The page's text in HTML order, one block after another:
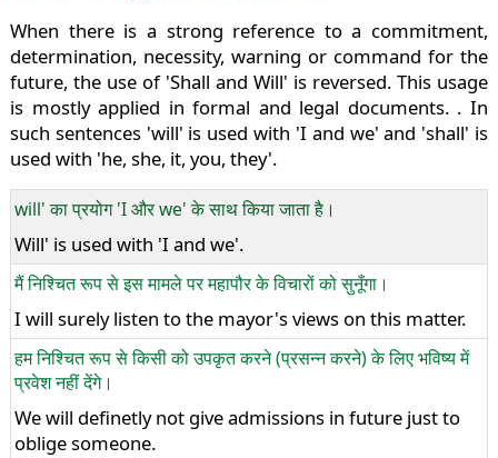
When there is a strong reference to a commitment,
determination, necessity, warning or command for the
future, the use of 'Shall and Will' is reversed. This usage
is mostly applied in formal and legal documents. . In
such sentences 'will' is used with 'I and we' and 'shall' is
used with 'he, she, it, you, they'.
will' का प्रयोग 'I और we' के साथ किया जाता है।
Will' is used with 'I and we'.
मैं निश्चित रूप से इस मामले पर महापौर के विचारों को सुनूँगा।
I will surely listen to the mayor's views on this matter.
हम निश्चित रूप से किसी को उपकृत करने (प्रसन्न करने) के लिए भविष्य में
प्रवेश नहीं देंगे।
We will definetly not give admissions in future just to
oblige someone.